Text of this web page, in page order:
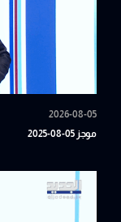
2026-08-05
موجز 05-08-2025